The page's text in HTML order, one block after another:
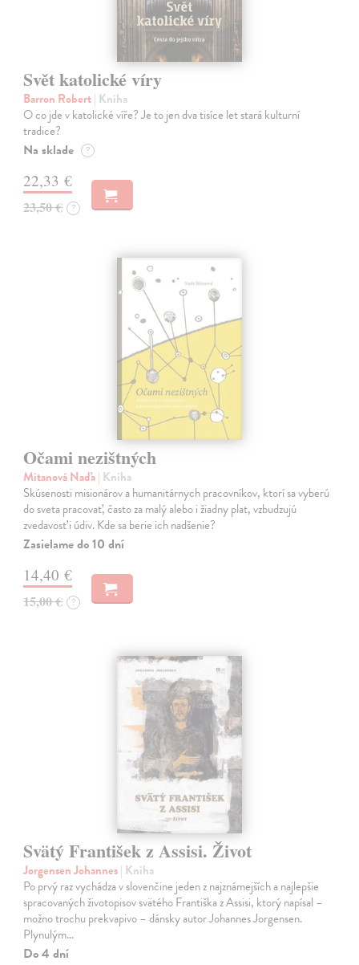
Svět katolické víry
Barron Robert| Kniha
O co jde v katolické víře? Je to jen dva tisíce let stará kulturní
tradice?
Na sklade ?
22,33 €
23,50 € ?
Očami nezištných
Mitanová Naďa| Kniha
Skúsenosti misionárov a humanitárnych pracovníkov, ktorí sa vyberú
do sveta pracovať, často za malý alebo i žiadny plat, vzbudzujú
zvedavosť i údiv. Kde sa berie ich nadšenie?
Zasielame do 10 dní
14,40 €
15,00 € ?
Svätý František z Assisi. Život
Jorgensen Johannes| Kniha
Po prvý raz vychádza v slovenčine jeden z najznámejších a najlepšie
spracovaných životopisov svätého Františka z Assisi, ktorý napísal –
možno trochu prekvapivo – dánsky autor Johannes Jorgensen.
Plynulým…
Do 4 dní